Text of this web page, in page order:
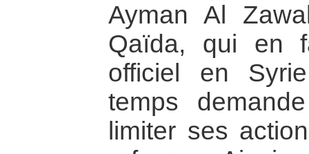
Ayman Al
Qaïda, qui en
officiel en
temps
limiter ses